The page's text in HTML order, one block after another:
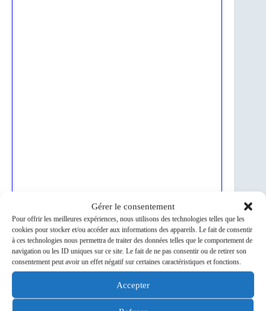
Gérer le consentement
Pour offrir les meilleures expériences, nous utilisons des technologies telles que les
cookies pour stocker et/ou accéder aux informations des appareils. Le fait de consentir
à ces technologies nous permettra de traiter des données telles que le comportement de
navigation ou les ID uniques sur ce site. Le fait de ne pas consentir ou de retirer son
consentement peut avoir un effet négatif sur certaines caractéristiques et fonctions.
Accepter